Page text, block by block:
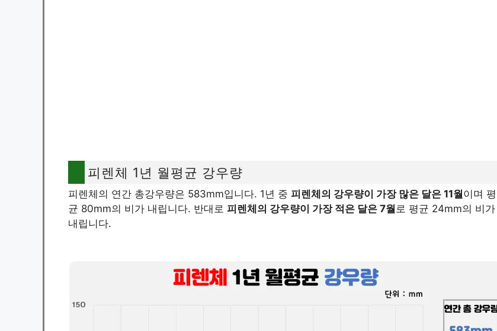
피렌체 1년 월평균 강우량
피렌체의 연간 총강우량은 583mm입니다. 1년 중 피렌체의 강우량이 가장 많은 달은 11월 이며 평
균 80mm의 비가 내립니다. 반대로 피렌체의 강우량이 가장 적은 달은 7월 로 평균 24mm의 비가
내립니다.